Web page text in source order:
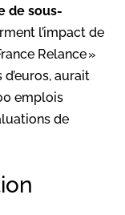
de sous-
l’impact de
Relance »
aurait
emplois
de